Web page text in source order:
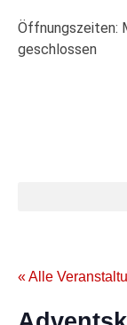
Öffnungszeiten:
geschlossen
« Alle